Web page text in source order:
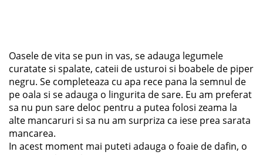
Oasele de vita se pun in vas, se adauga legumele
curatate si spalate, cateii de usturoi si boabele de piper
negru. Se completeaza cu apa rece pana la semnul de
pe oala si se adauga o lingurita de sare. Eu am preferat
sa nu pun sare deloc pentru a putea folosi zeama la
alte mancaruri si sa nu am surpriza ca iese prea sarata
mancarea.
In acest moment mai puteti adauga o foaie de dafin, o